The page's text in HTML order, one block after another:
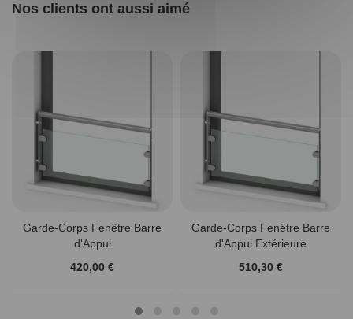
Nos clients ont aussi aimé
Garde-Corps Fenêtre Barre
d'Appui
420,00 €
Garde-Corps Fenêtre Barre
d'Appui Extérieure
510,30 €